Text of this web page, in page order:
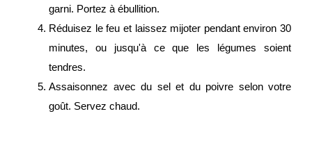
garni. Portez à ébullition.
Réduisez le feu et laissez mijoter pendant environ 30
minutes, ou jusqu'à ce que les légumes soient
tendres.
Assaisonnez avec du sel et du poivre selon votre
goût. Servez chaud.